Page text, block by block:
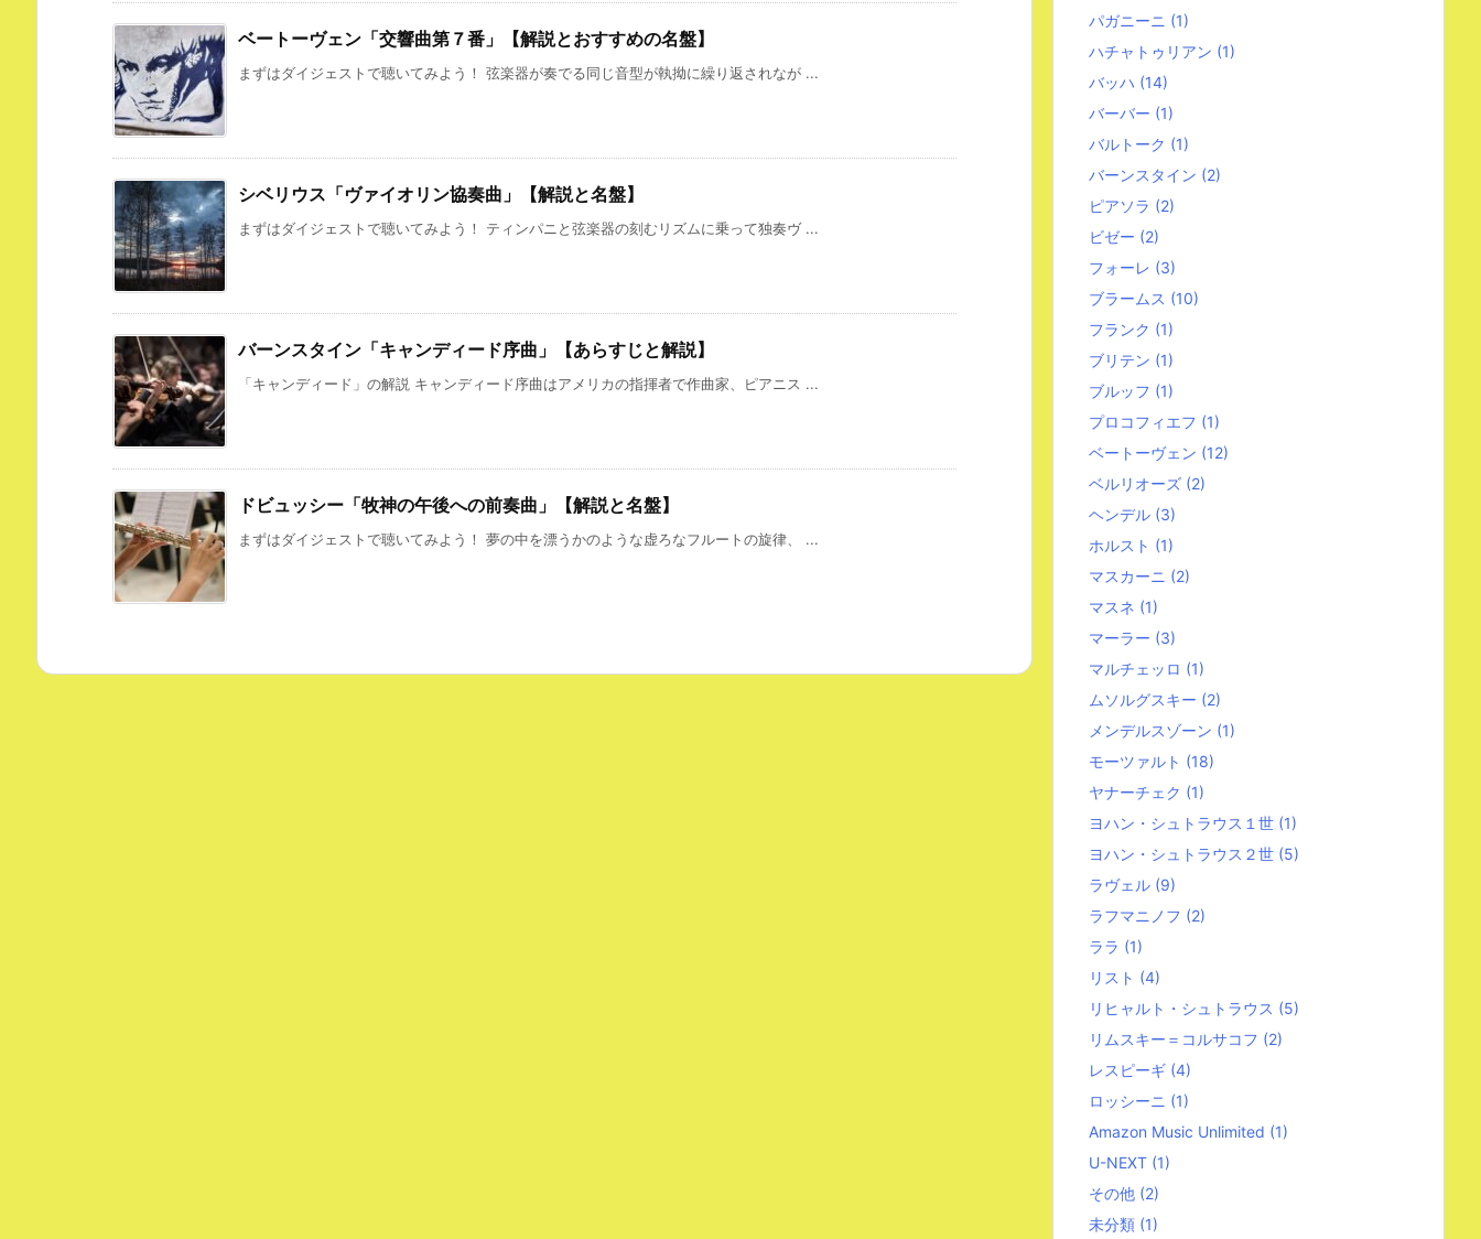
ベートーヴェン「交響曲第７番」【解説とおすすめの名盤】
まずはダイジェストで聴いてみよう！ 弦楽器が奏でる同じ音型が執拗に繰り返されなが ...
シベリウス「ヴァイオリン協奏曲」【解説と名盤】
まずはダイジェストで聴いてみよう！ ティンパニと弦楽器の刻むリズムに乗って独奏ヴ ...
バーンスタイン「キャンディード序曲」【あらすじと解説】
「キャンディード」の解説 キャンディード序曲はアメリカの指揮者で作曲家、ピアニス ...
ドビュッシー「牧神の午後への前奏曲」【解説と名盤】
まずはダイジェストで聴いてみよう！ 夢の中を漂うかのような虚ろなフルートの旋律、 ...
パガニーニ (1)
ハチャトゥリアン (1)
バッハ (14)
バーバー (1)
バルトーク (1)
バーンスタイン (2)
ピアソラ (2)
ビゼー (2)
フォーレ (3)
ブラームス (10)
フランク (1)
ブリテン (1)
ブルッフ (1)
プロコフィエフ (1)
ベートーヴェン (12)
ベルリオーズ (2)
ヘンデル (3)
ホルスト (1)
マスカーニ (2)
マスネ (1)
マーラー (3)
マルチェッロ (1)
ムソルグスキー (2)
メンデルスゾーン (1)
モーツァルト (18)
ヤナーチェク (1)
ヨハン・シュトラウス１世 (1)
ヨハン・シュトラウス２世 (5)
ラヴェル (9)
ラフマニノフ (2)
ララ (1)
リスト (4)
リヒャルト・シュトラウス (5)
リムスキー＝コルサコフ (2)
レスピーギ (4)
ロッシーニ (1)
Amazon Music Unlimited (1)
U-NEXT (1)
その他 (2)
未分類 (1)